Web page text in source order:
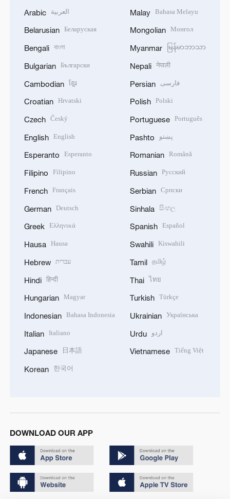
Arabic العربية
Belarusian Беларуская
Bengali বাংলা
Bulgarian Български
Cambodian ខ្មែរ
Croatian Hrvatski
Czech Český
English English
Esperanto Esperanto
Filipino Filipino
French Français
German Deutsch
Greek Ελληνικά
Hausa Hausa
Hebrew עברית
Hindi हिन्दी
Hungarian Magyar
Indonesian Bahasa Indonesia
Italian Italiano
Japanese 日本語
Korean 한국어
Malay Bahasa Melayu
Mongolian Монгол
Myanmar မြန်မာဘာသာ
Nepali नेपाली
Persian فارسی
Polish Polski
Portuguese Português
Pashto پښتو
Romanian Română
Russian Русский
Serbian Српски
Sinhala සිංහල
Spanish Español
Swahili Kiswahili
Tamil தமிழ்
Thai ไทย
Turkish Türkçe
Ukrainian Українська
Urdu اردو
Vietnamese Tiếng Việt
DOWNLOAD OUR APP